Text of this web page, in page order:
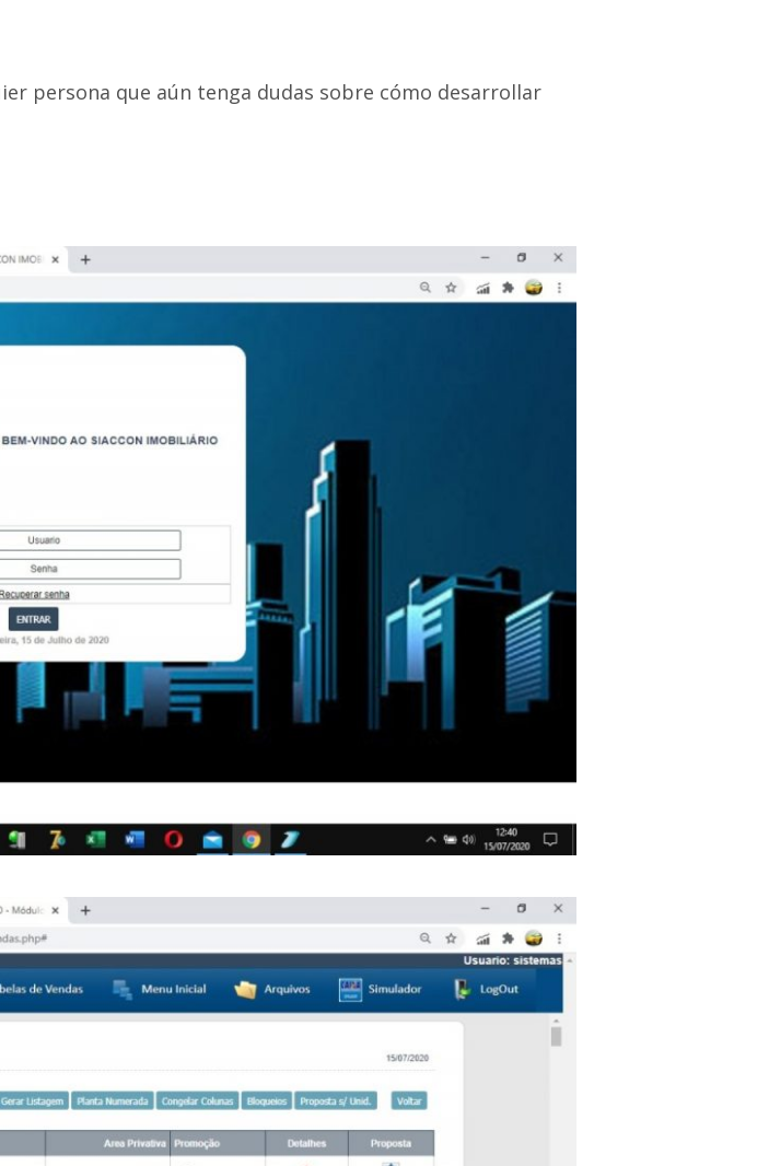
persona que aún tenga dudas sobre cómo desarrollar